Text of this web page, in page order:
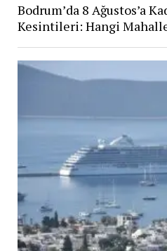
Bodrum’da 8 Ağustos’a
Kesintileri: Hangi